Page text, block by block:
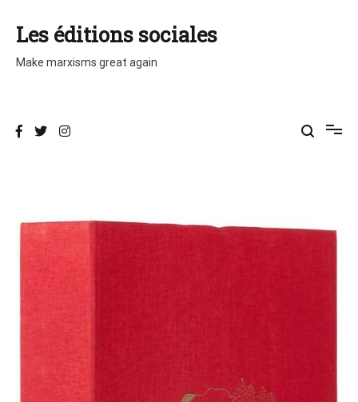
contenu
Les éditions sociales
Make marxisms great again